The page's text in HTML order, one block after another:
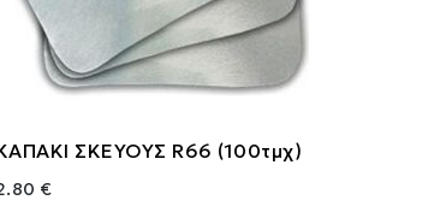
ΣΚΕΥΟΥΣ R66 (100τμχ)
€